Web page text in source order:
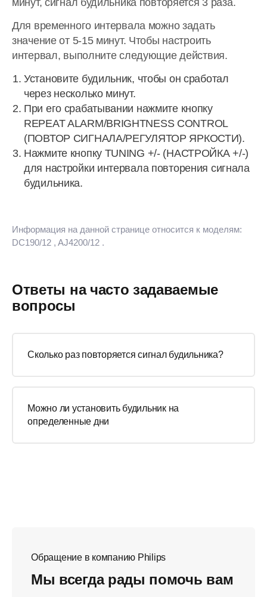
минут, сигнал будильника повторяется 3 раза.
Для временного интервала можно задать
значение от 5-15 минут. Чтобы настроить
интервал, выполните следующие действия.
Установите будильник, чтобы он сработал
через несколько минут.
При его срабатывании нажмите кнопку
REPEAT ALARM/BRIGHTNESS CONTROL
(ПОВТОР СИГНАЛА/РЕГУЛЯТОР ЯРКОСТИ).
Нажмите кнопку TUNING +/- (НАСТРОЙКА +/-)
для настройки интервала повторения сигнала
будильника.
Информация на данной странице относится к моделям:
DC190/12 , AJ4200/12 .
Ответы на часто задаваемые
вопросы
Сколько раз повторяется сигнал будильника?
Можно ли установить будильник на
определенные дни
Обращение в компанию Philips
Мы всегда рады помочь вам